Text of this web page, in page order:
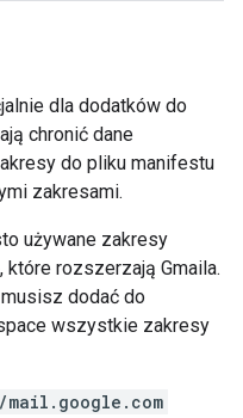
dla dodatków do
chronić dane
do pliku manifestu
zakresami.
używane zakresy
rozszerzają Gmaila.
dodać do
wszystkie zakresy